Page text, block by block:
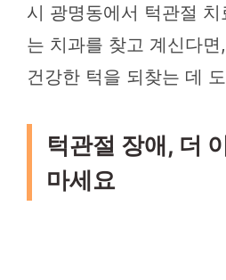
시 광명동에서 턱관절
는 치과를 찾고 계신다
건강한 턱을 되찾는 데
턱관절 장애, 더
마세요